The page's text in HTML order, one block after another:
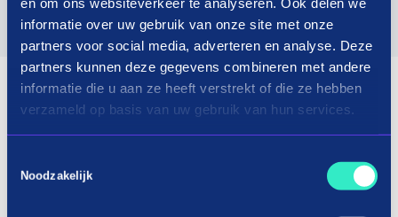
informatie over uw gebruik van onze site met onze
partners voor social media, adverteren en analyse. Deze
partners kunnen deze gegevens combineren met andere
informatie die u aan ze heeft verstrekt of die ze hebben
verzameld op basis van uw gebruik van hun services.
Noodzakelijk